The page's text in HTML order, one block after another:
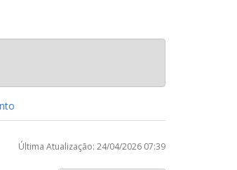
Última Atualização: 24/04/2026 07:39